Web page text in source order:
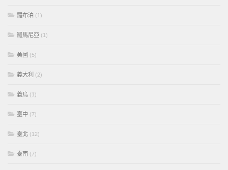
羅布泊 (1)
羅馬尼亞 (1)
美國 (5)
義大利 (2)
義烏 (1)
臺中 (7)
臺北 (12)
臺南 (7)